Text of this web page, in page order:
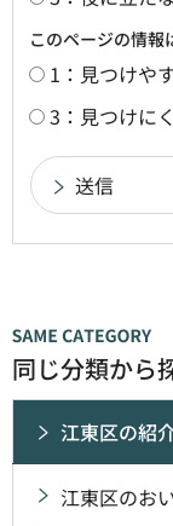
このページの情報
1：見つけや
3：見つけに
同じ分類から
江東区の紹
江東区のお